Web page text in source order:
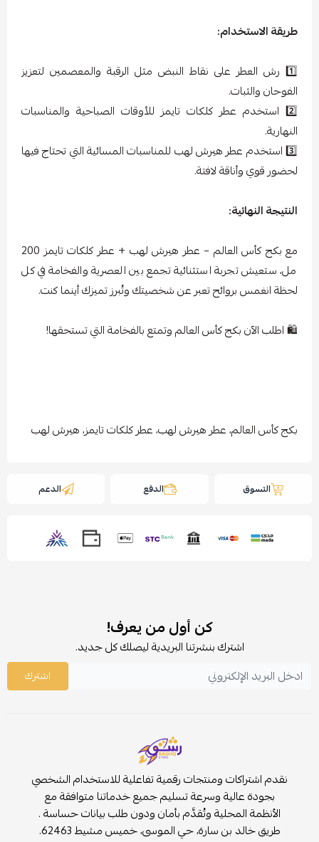
طريقة الاستخدام:
1️⃣ رش العطر على نقاط النبض مثل الرقبة والمعصمين لتعزيز
الفوحان والثبات.
2️⃣ استخدم عطر كلكات تايمز للأوقات الصباحية والمناسبات
النهارية.
3️⃣ استخدم عطر هيرش لهب للمناسبات المسائية التي تحتاج فيها
لحضور قوي وأناقة لافتة.
النتيجة النهائية:
مع بكج كأس العالم – عطر هيرش لهب + عطر كلكات تايمز 200
مل، ستعيش تجربة استثنائية تجمع بين العصرية والفخامة في كل
لحظة انغمس بروائح تعبر عن شخصيتك وتُبرز تميزك أينما كنت.
🛍️ اطلب الآن بكج كأس العالم وتمتع بالفخامة التي تستحقها!
بكج كأس العالم، عطر هيرش لهب، عطر كلكات تايمز، هيرش لهب
التسوق الدفع الدعم
كن أول من يعرف!
اشترك بنشرتنا البريدية ليصلك كل جديد.
اشترك
نقدم اشتراكات ومنتجات رقمية تفاعلية للاستخدام الشخصي
بجودة عالية وسرعة تسليم جميع خدماتنا متوافقة مع
الأنظمة المحلية وتُقدَّم بأمان ودون طلب بيانات حساسة .
طريق خالد بن سارة، حي الموسى، خميس مشيط 62463.